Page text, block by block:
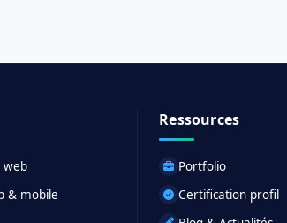
web
& mobile
Ressources
Portfolio
Certification profil